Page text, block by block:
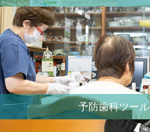
予防歯科ツール